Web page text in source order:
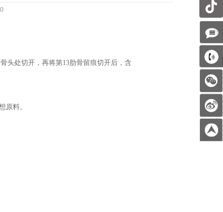
肋骨头处切开，再将第13肋骨留痕切开后，含
原料。